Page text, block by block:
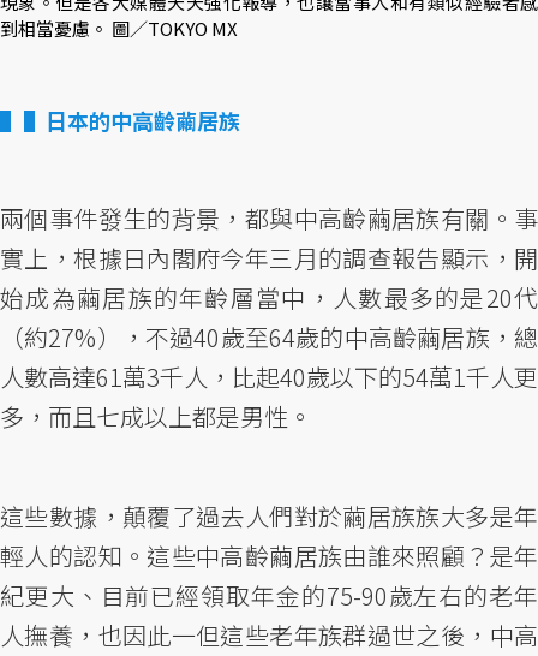
到相當憂慮。 圖／TOKYO MX
▌日本的中高齡繭居族
兩個事件發生的背景，都與中高齡繭居族有關。事
實上，根據日內閣府今年三月的調查報告顯示，開
始成為繭居族的年齡層當中，人數最多的是20代
（約27%），不過40歲至64歲的中高齡繭居族，總
人數高達61萬3千人，比起40歲以下的54萬1千人更
多，而且七成以上都是男性。
這些數據，顛覆了過去人們對於繭居族族大多是年
輕人的認知。這些中高齡繭居族由誰來照顧？是年
紀更大、目前已經領取年金的75-90歲左右的老年
人撫養，也因此一但這些老年族群過世之後，中高